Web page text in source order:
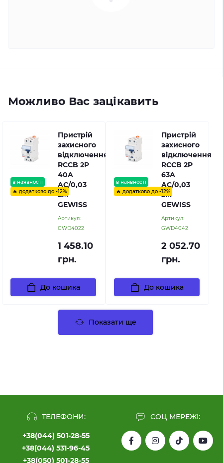
Можливо Вас зацікавить
в наявності
🔥 додатково до -12%
Пристрій
захисного
відключення
RCCB 2P
40A
AC/0,03
2M
GEWISS
Артикул:
GWD4022
1 458.10
грн.
До кошика
в наявності
🔥 додатково до -12%
Пристрій
захисного
відключення
RCCB 2P
63A
AC/0,03
2M
GEWISS
Артикул:
GWD4042
2 052.70
грн.
До кошика
Показати ще
ТЕЛЕФОНИ:
+38(044) 501-28-55
+38(044) 531-96-45
+38(050) 501-28-55
СОЦ МЕРЕЖІ: